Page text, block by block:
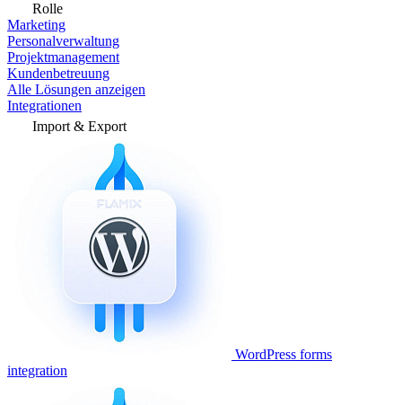
Rolle
Marketing
Personalverwaltung
Projektmanagement
Kundenbetreuung
Alle Lösungen anzeigen
Integrationen
Import & Export
WordPress forms
integration